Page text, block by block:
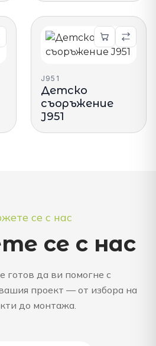
J951
Детско
съоръжение
J951
се с нас
се с нас
готов да ви помогне с
проект — от избора на
до монтажа.